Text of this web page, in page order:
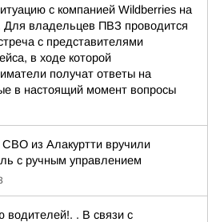
с компанией Wildberries на
Для владельцев ПВЗ проводится
с представителями
в ходе которой
получат ответы на
в настоящий момент вопросы
СВО из Алакуртти вручили
с ручным управлением
водителей!. . В связи с